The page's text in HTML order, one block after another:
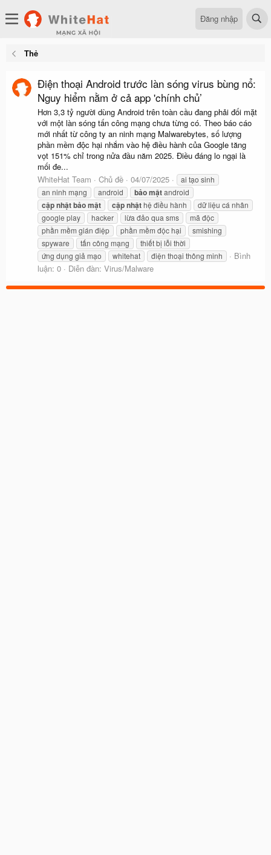
Đăng nhập
Thẻ
Điện thoại Android trước làn sóng virus bùng nổ:
Nguy hiểm nằm ở cả app 'chính chủ’
Hơn 3,3 tỷ người dùng Android trên toàn cầu đang phải đối mặt
với một làn sóng tấn công mạng chưa từng có. Theo báo cáo
mới nhất từ công ty an ninh mạng Malwarebytes, số lượng
phần mềm độc hại nhắm vào hệ điều hành của Google tăng
vọt 151% chỉ trong nửa đầu năm 2025. Điều đáng lo ngại là
mối đe...
WhiteHat Team
Chủ đề 04/07/2025
ai tạo sinh
an ninh mạng
android bảomậtandroid
cậpnhậtbảomật cậpnhậthệ điều hành
dữ liệu cá nhân
google play
hacker lừa đảo qua sms
mã độc
phần mềm gián điệp
phần mềm độc hại
smishing
spyware
tấn công mạng
thiết bị lỗi thời
ứng dụng giả mạo
whitehat điện thoại thông minh
Bình
luận: 0
Diễn đàn: Virus/Malware